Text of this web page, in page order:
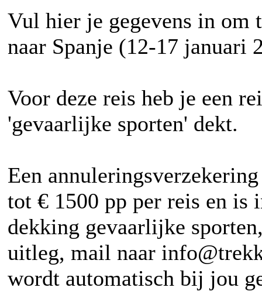
Vul hier je gegevens in om
naar Spanje (12-17 januari
Voor deze reis heb je een
'gevaarlijke sporten' dekt.
Een
tot € 1500 pp per reis en is
dekking gevaarlijke
uitleg, mail naar
wordt automatisch bij jou